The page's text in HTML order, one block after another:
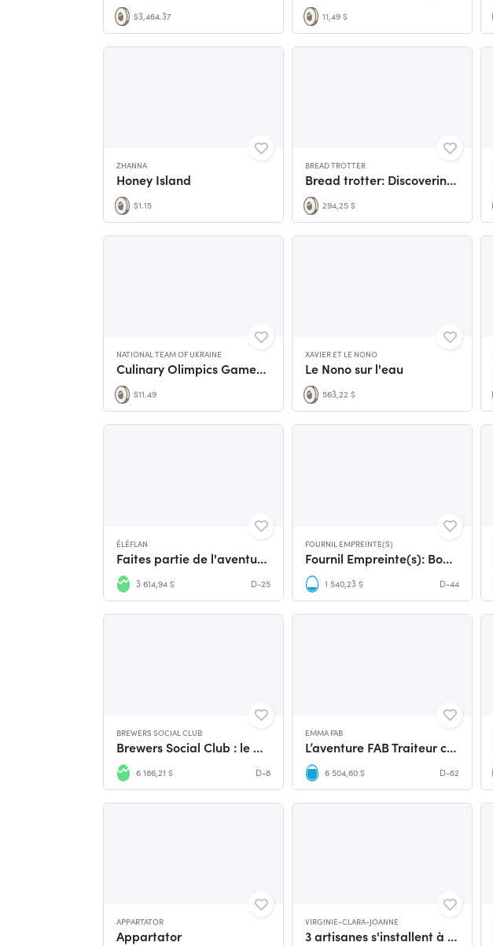
$3,464.37 11,49 $
ZHANNA
Honey Island
$1.15
BREAD TROTTER
Bread trotter: Discovering the breads of the world
294,25 $
NATIONAL TEAM OF UKRAINE
Culinary Olimpics Games IKA 2024
$11.49
XAVIER ET LE NONO
Le Nono sur l'eau
563,22 $
ÉLÉFLAN
Faites partie de l'aventure Éléflan ! 🐘
3 614,94 $ D-25
FOURNIL EMPREINTE(S)
Fournil Empreinte(s): Boulangère nourricière
1 540,23 $ D-44
BREWERS SOCIAL CLUB
Brewers Social Club : le brassage en collectif
6 186,21 $ D-8
EMMA FAB
L’aventure FAB Traiteur commence ici ✨
6 504,60 $ D-62
APPARTATOR
Appartator
VIRGINIE-CLARA-JOANNE
3 artisanes s'installent à Bègles